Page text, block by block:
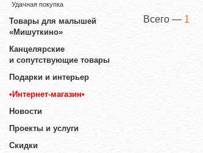
Удачная покупка
Товары для малышей
«Мишуткино»
Канцелярские
и сопутствующие товары
Подарки и интерьер
•Интернет-магазин•
Новости
Проекты и услуги
Скидки
Всего — 1